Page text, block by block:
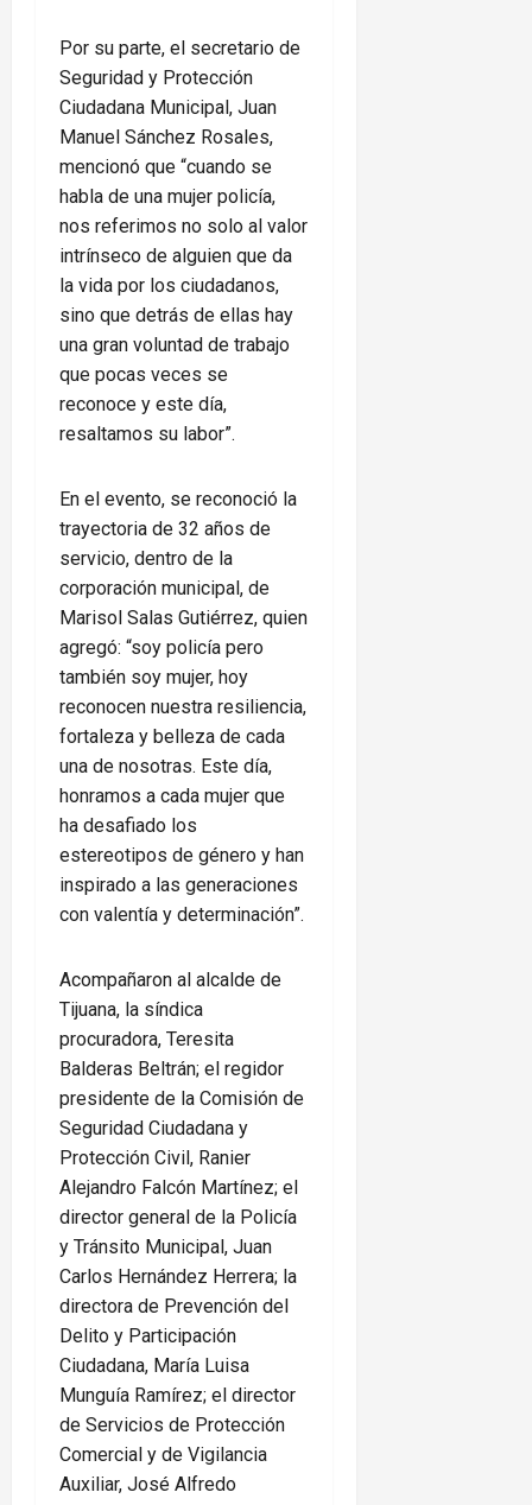
Por su parte, el secretario de
Seguridad y Protección
Ciudadana Municipal, Juan
Manuel Sánchez Rosales,
mencionó que “cuando se
habla de una mujer policía,
nos referimos no solo al valor
intrínseco de alguien que da
la vida por los ciudadanos,
sino que detrás de ellas hay
una gran voluntad de trabajo
que pocas veces se
reconoce y este día,
resaltamos su labor”.
En el evento, se reconoció la
trayectoria de 32 años de
servicio, dentro de la
corporación municipal, de
Marisol Salas Gutiérrez, quien
agregó: “soy policía pero
también soy mujer, hoy
reconocen nuestra resiliencia,
fortaleza y belleza de cada
una de nosotras. Este día,
honramos a cada mujer que
ha desafiado los
estereotipos de género y han
inspirado a las generaciones
con valentía y determinación”.
Acompañaron al alcalde de
Tijuana, la síndica
procuradora, Teresita
Balderas Beltrán; el regidor
presidente de la Comisión de
Seguridad Ciudadana y
Protección Civil, Ranier
Alejandro Falcón Martínez; el
director general de la Policía
y Tránsito Municipal, Juan
Carlos Hernández Herrera; la
directora de Prevención del
Delito y Participación
Ciudadana, María Luisa
Munguía Ramírez; el director
de Servicios de Protección
Comercial y de Vigilancia
Auxiliar, José Alfredo